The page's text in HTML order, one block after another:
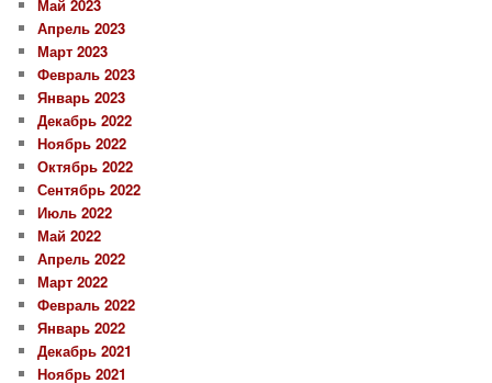
Май 2023
Апрель 2023
Март 2023
Февраль 2023
Январь 2023
Декабрь 2022
Ноябрь 2022
Октябрь 2022
Сентябрь 2022
Июль 2022
Май 2022
Апрель 2022
Март 2022
Февраль 2022
Январь 2022
Декабрь 2021
Ноябрь 2021